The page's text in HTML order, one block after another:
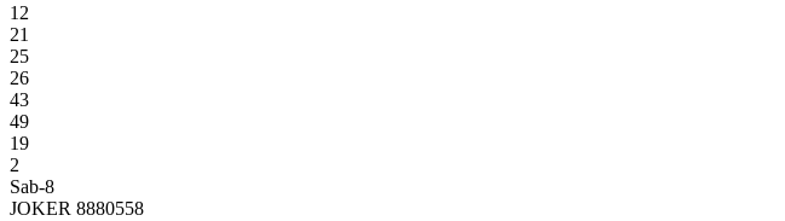
12
21
25
26
43
49
19
2
Sab-8
JOKER 8880558